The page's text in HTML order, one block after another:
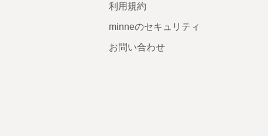
利用規約
minneのセキュリティ
お問い合わせ